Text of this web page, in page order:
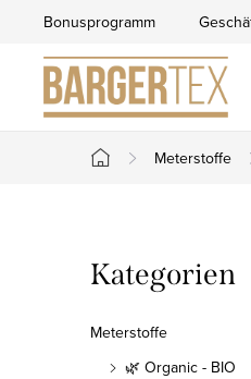
springen
Bonusprogramm
Startseite
Meterstoffe
e
i
Kategorien
überspringen
Kategorien
Meterstoffe
🌿 Organic - BIO